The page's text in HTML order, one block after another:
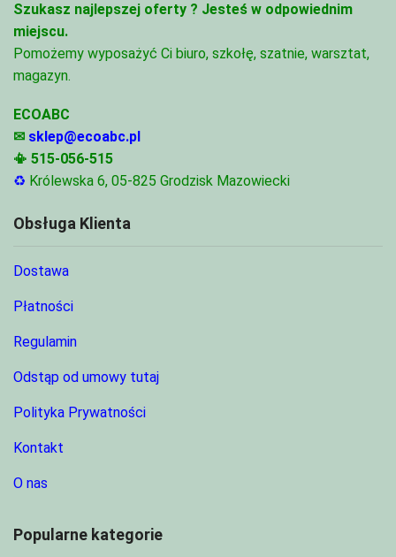
Szukasz najlepszej oferty ? Jesteś w odpowiednim
miejscu.
Pomożemy wyposażyć Ci biuro, szkołę, szatnie, warsztat,
magazyn.
ECOABC
✉ sklep@ecoabc.pl
📳 515-056-515
♻ Królewska 6, 05-825 Grodzisk Mazowiecki
Obsługa Klienta
Dostawa
Płatności
Regulamin
Odstąp od umowy tutaj
Polityka Prywatności
Kontakt
O nas
Popularne kategorie